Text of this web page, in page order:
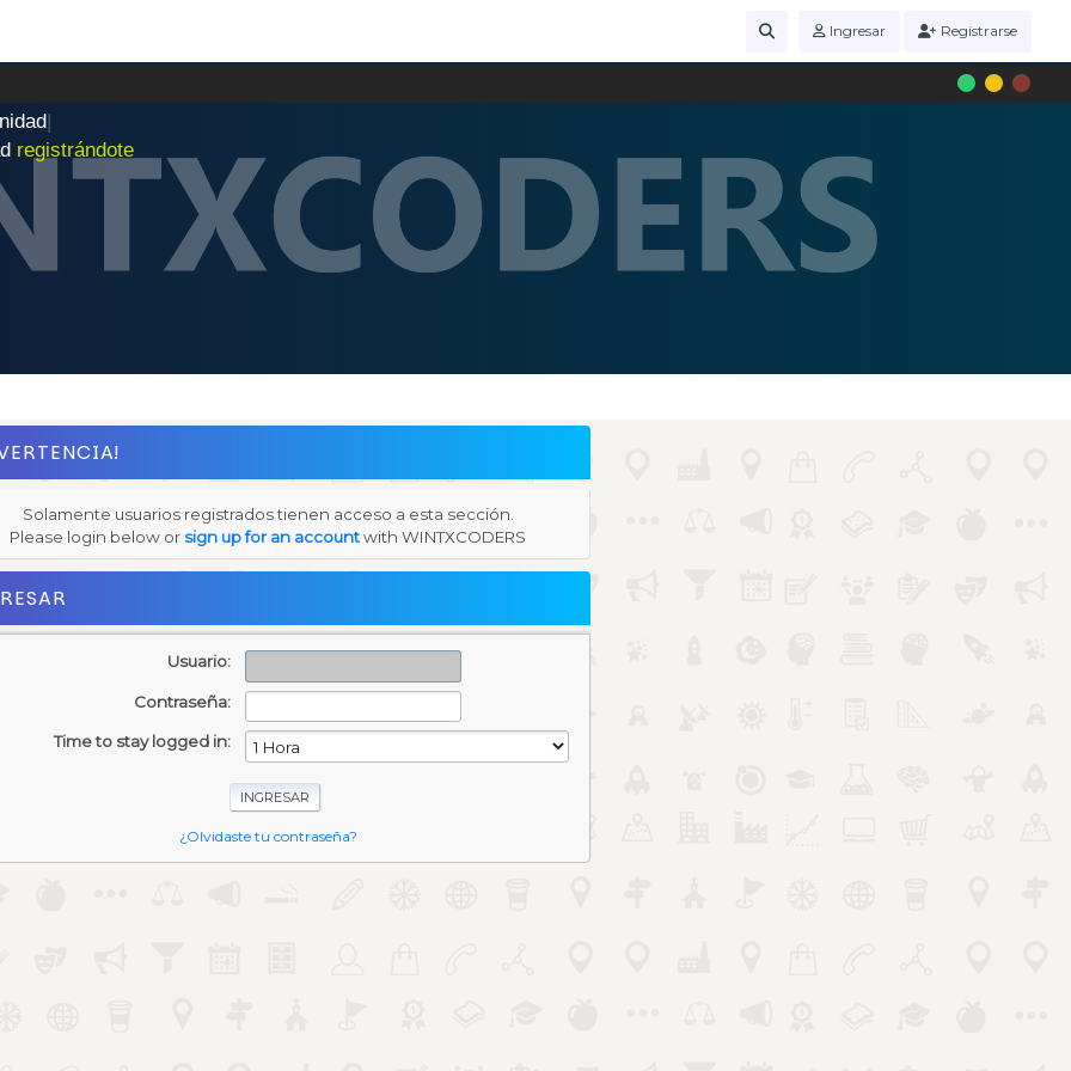
Ingresar Registrarse
nidad|
registrándote
Solamente usuarios registrados tienen acceso a esta sección.
Please login below or sign up for an accountwith WINTXCODERS
Usuario:
Contraseña:
Time to stay logged in:
¿Olvidaste tu contraseña?